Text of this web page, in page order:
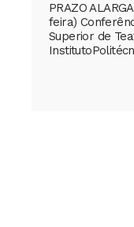
PRAZO
feira)
Superior de